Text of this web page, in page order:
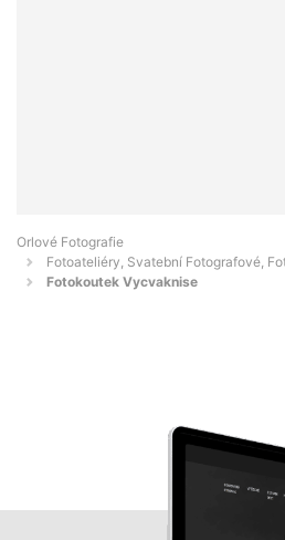
Orlové Fotografie
Fotoateliéry, Svatební Fotografové,
Fotokoutek Vycvaknise